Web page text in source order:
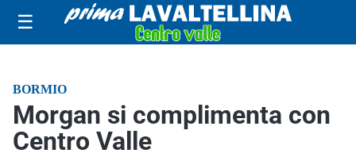
☰
BORMIO
Morgan si complimenta con
Centro Valle